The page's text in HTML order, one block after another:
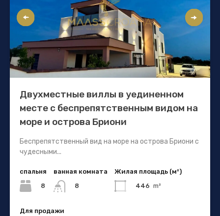
Двухместные виллы в уединенном
месте с беспрепятственным видом на
море и острова Бриони
Беспрепятственный вид на море на острова Бриони с
чудесными...
спальня
8
ванная комната
8
Жилая площадь (м²)
446 m²
Для продажи